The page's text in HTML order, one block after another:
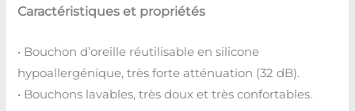
Caractéristiques et propriétés
• Bouchon d’oreille réutilisable en silicone
hypoallergénique, très forte atténuation (32 dB).
• Bouchons lavables, très doux et très confortables.